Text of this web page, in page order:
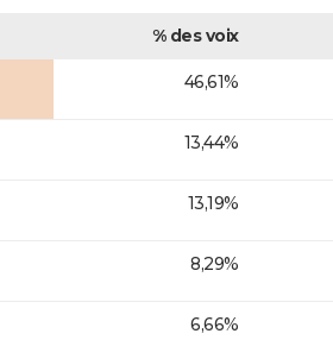
% des voix
46,61%
13,44%
13,19%
8,29%
6,66%